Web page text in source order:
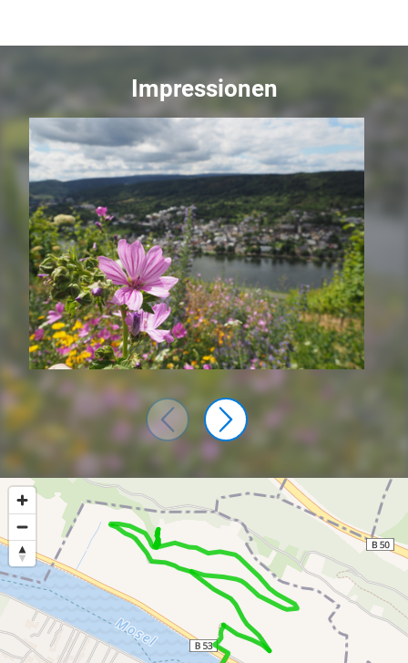
Impressionen